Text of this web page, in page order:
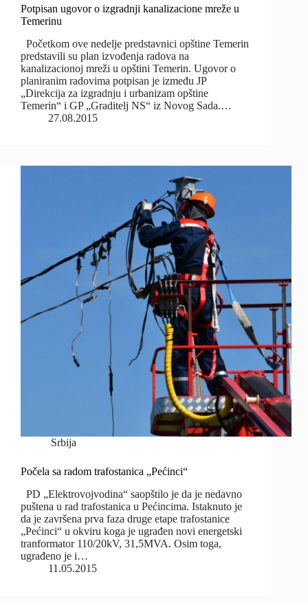
Potpisan ugovor o izgradnji kanalizacione mreže u
Temerinu
Početkom ove nedelje predstavnici opštine Temerin
predstavili su plan izvođenja radova na
kanalizacionoj mreži u opštini Temerin. Ugovor o
planiranim radovima potpisan je između JP
„Direkcija za izgradnju i urbanizam opštine
Temerin“ i GP „Graditelj NS“ iz Novog Sada.…
27.08.2015
Srbija
Počela sa radom trafostanica „Pećinci“
PD „Elektrovojvodina“ saopštilo je da je nedavno
puštena u rad trafostanica u Pećincima. Istaknuto je
da je završena prva faza druge etape trafostanice
„Pećinci“ u okviru koga je ugrađen novi energetski
tranformator 110/20kV, 31,5MVA. Osim toga,
ugrađeno je i…
11.05.2015